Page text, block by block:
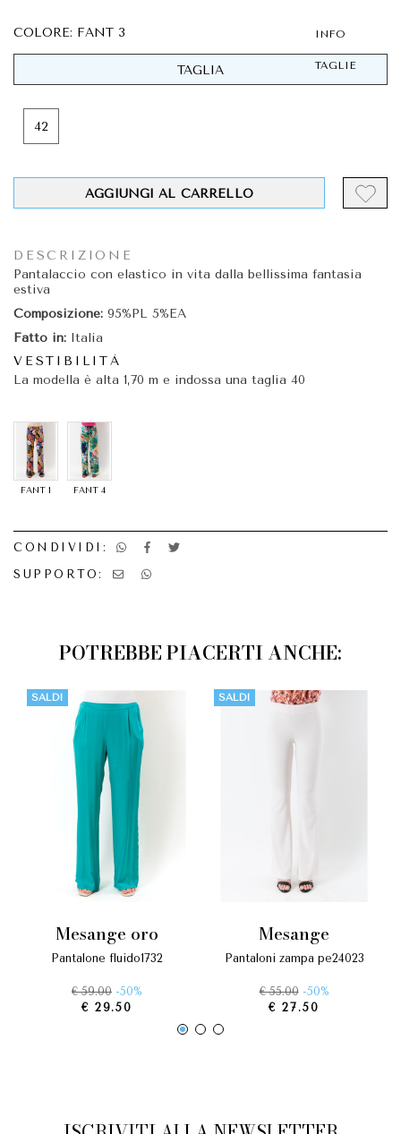
COLORE: FANT 3
TAGLIA
INFO
TAGLIE
42
AGGIUNGI AL CARRELLO
DESCRIZIONE
Pantalaccio con elastico in vita dalla bellissima fantasia
estiva
Composizione: 95%PL 5%EA
Fatto in: Italia
VESTIBILITÀ
La modella è alta 1,70 m e indossa una taglia 40
FANT 1 FANT 4
CONDIVIDI:
SUPPORTO:
POTREBBE PIACERTI ANCHE:
SALDI
mesange oro
pantalone fluido1732
€ 59.00 -50%
€ 29.50
SALDI
mesange
pantaloni zampa pe24023
€ 55.00 -50%
€ 27.50